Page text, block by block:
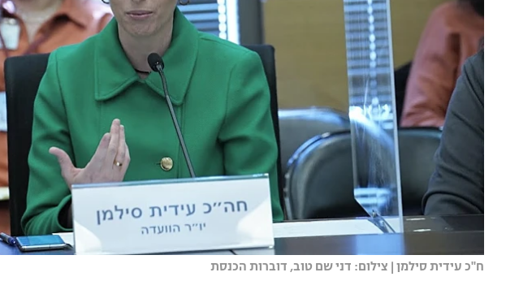
ח''כ עידית סילמן | צילום: דני שם טוב, דוברות הכנסת